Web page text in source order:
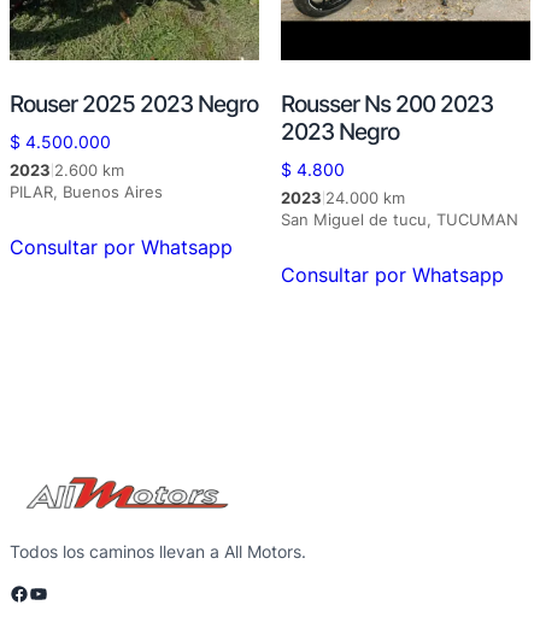
Rouser 2025 2023 Negro
$ 4.500.000
2023 2.600 km
PILAR, Buenos Aires
Consultar por Whatsapp
Rousser Ns 200 2023
2023 Negro
$4.800
2023 24.000 km
San Miguel de tucu, TUCUMAN
Consultar por Whatsapp
Todos los caminos llevan a All Motors.
Facebook YouTube